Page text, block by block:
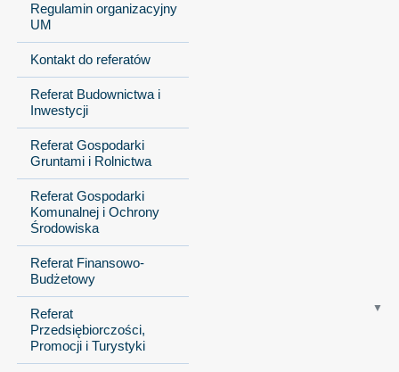
Regulamin organizacyjny
UM
Kontakt do referatów
Referat Budownictwa i
Inwestycji
Referat Gospodarki
Gruntami i Rolnictwa
Referat Gospodarki
Komunalnej i Ochrony
Środowiska
Referat Finansowo-
Budżetowy
Referat
Przedsiębiorczości,
Promocji i Turystyki